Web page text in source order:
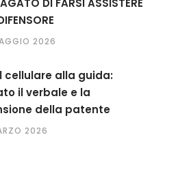
DI FARSI ASSISTERE
2026
cellulare alla guida:
il verbale e la
della patente
2026